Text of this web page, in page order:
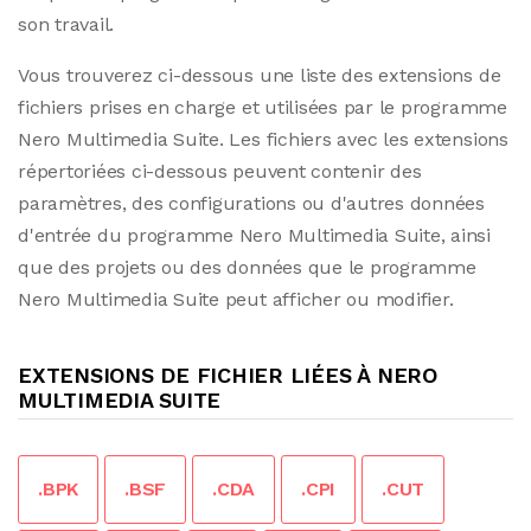
son travail.
Vous trouverez ci-dessous une liste des extensions de
fichiers prises en charge et utilisées par le programme
Nero Multimedia Suite. Les fichiers avec les extensions
répertoriées ci-dessous peuvent contenir des
paramètres, des configurations ou d'autres données
d'entrée du programme Nero Multimedia Suite, ainsi
que des projets ou des données que le programme
Nero Multimedia Suite peut afficher ou modifier.
EXTENSIONS DE FICHIER LIÉES À NERO
MULTIMEDIA SUITE
.BPK .BSF .CDA .CPI .CUT